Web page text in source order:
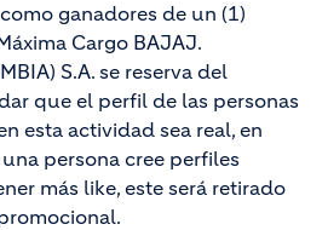
ganadores de un (1)
Cargo BAJAJ.
S.A. se reserva del
que el perfil de las personas
esta actividad sea real, en
persona cree perfiles
más like, este será retirado